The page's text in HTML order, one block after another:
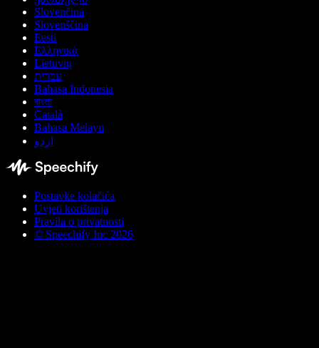
Slovenčina
Slovenščina
Eesti
Ελληνικά
Lietuvių
עברית
Bahasa Indonesia
বাংলা
Català
Bahasa Melayu
اردو
Postavke kolačića
Uvjeti korištenja
Pravila o privatnosti
© Speechify Inc 2026